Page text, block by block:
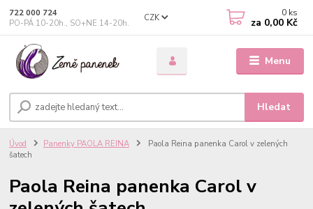
Menu
CZK
Hledat
722 000 724
PO-PÁ 10-20h., SO+NE 14-20h.
0 ks
za 0,00 Kč
Úvod Panenky PAOLA REINA
Paola Reina panenka Carol v zelených
šatech
Paola Reina panenka Carol v